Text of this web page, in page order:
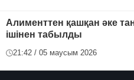
Алименттен қашқан әке
ішінен табылды
21:42 / 05 маусым 2026